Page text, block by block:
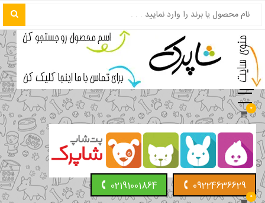
0
09224636629
02191001864
0